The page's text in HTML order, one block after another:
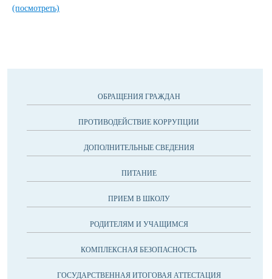
(посмотреть)
ОБРАЩЕНИЯ ГРАЖДАН
ПРОТИВОДЕЙСТВИЕ КОРРУПЦИИ
ДОПОЛНИТЕЛЬНЫЕ СВЕДЕНИЯ
ПИТАНИЕ
ПРИЕМ В ШКОЛУ
РОДИТЕЛЯМ И УЧАЩИМСЯ
КОМПЛЕКСНАЯ БЕЗОПАСНОСТЬ
ГОСУДАРСТВЕННАЯ ИТОГОВАЯ АТТЕСТАЦИЯ